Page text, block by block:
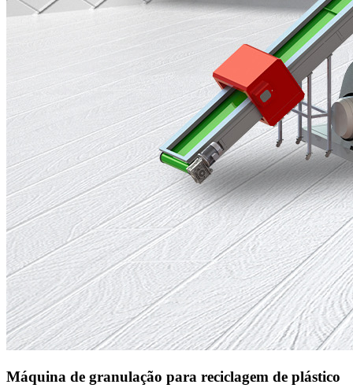
Máquina de granulação para reciclagem de plástico